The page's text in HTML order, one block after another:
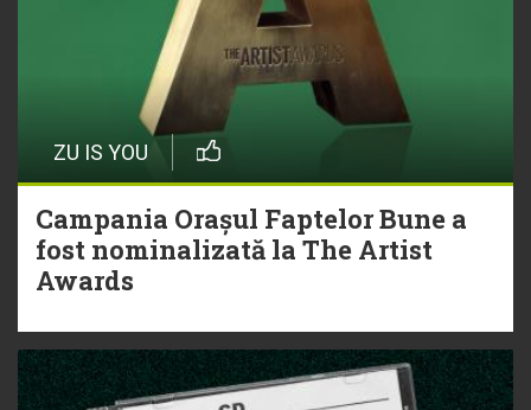
ZU IS YOU
Campania Orașul Faptelor Bune a
fost nominalizată la The Artist
Awards